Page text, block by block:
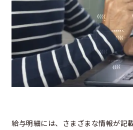
給与明細には、さまざまな情報が記